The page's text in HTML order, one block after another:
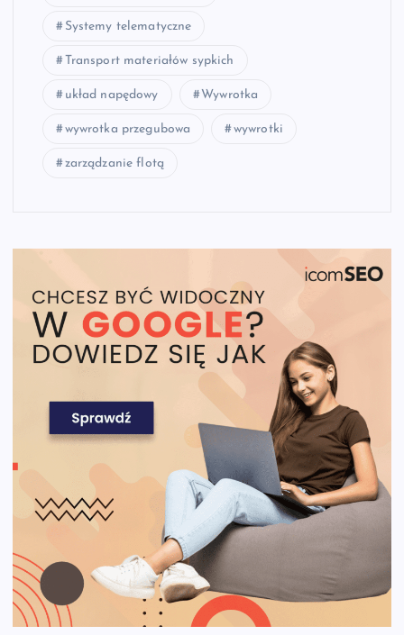
Systemy telematyczne
Transport materiałów sypkich
układ napędowy Wywrotka
wywrotka przegubowa wywrotki
zarządzanie flotą